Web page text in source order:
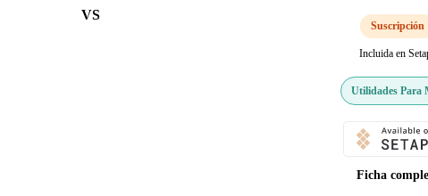
VS
Suscripción
Incluida en
Utilidades Para
Ficha